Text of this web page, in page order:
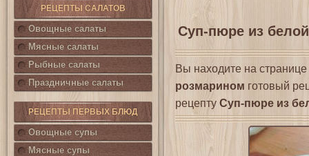
РЕЦЕПТЫ САЛАТОВ
Овощные салаты
Мясные салаты
Рыбные салаты
Праздничные салаты
РЕЦЕПТЫ ПЕРВЫХ БЛЮД
Овощные супы
Мясные супы
Суп-пюре из
Вы находите на странице
розмарином готовый
рецепту Суп-пюре из